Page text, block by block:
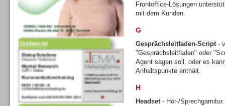
Outbound
Outbound
Frontoffice-Lösungen
mit dem Kunden.
G
Gesprächsleitfaden-Script-
"Gesprächsleitfaden" oder
Agent sagen soll, oder es
Anhaltspunkte enthält.
H
Headset- Hör-/